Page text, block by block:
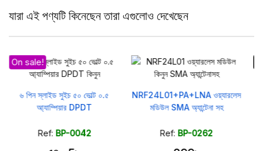
যারা এই পণ্যটি কিনেছেন তারা এগুলোও দেখেছেন
NRF24L01+PA+LNA ওয়্যারলেস
মডিউল SMA অ্যান্টেনা সহ
Ref: BP-0262
Out Of Stock
TSOP1738 আইআর রিসিভার সেন্সর
রিমোট কন্ট্রোলের জন্য
Ref: BP-0172